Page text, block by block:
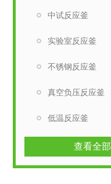
中试反应釜
实验室反应釜
不锈钢反应釜
真空负压反应釜
低温反应釜
查看全部